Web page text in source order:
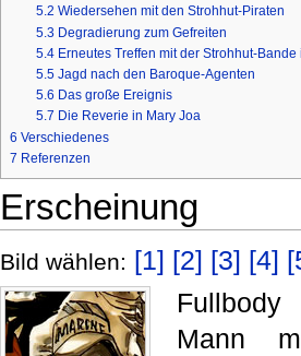
5.2 Wiedersehen mit den Strohhut-Piraten
5.3 Degradierung zum Gefreiten
5.4 Erneutes Treffen mit der Strohhut-Bande
5.5 Jagd nach den Baroque-Agenten
5.6 Das große Ereignis
5.7 Die Reverie in Mary Joa
6 Verschiedenes
7 Referenzen
Erscheinung
Bild wählen: [1] [2] [3] [4]
Mann